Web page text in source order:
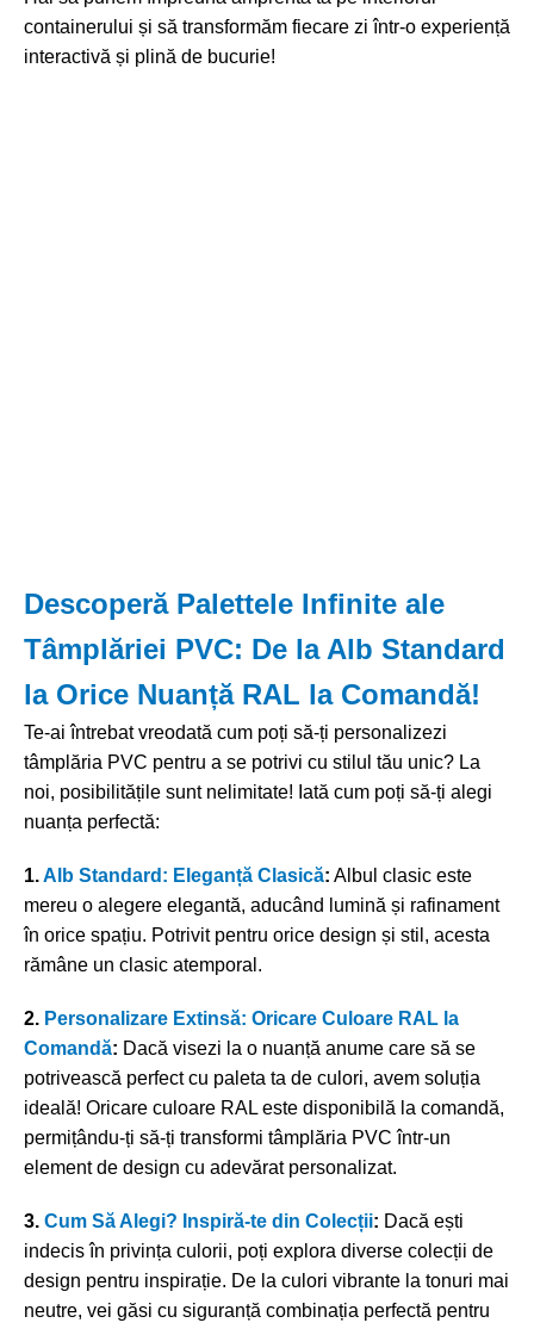
containerului și să transformăm fiecare zi într-o experiență
interactivă și plină de bucurie!
Descoperă Palettele Infinite ale
Tâmplăriei PVC: De la Alb Standard
la Orice Nuanță RAL la Comandă!
Te-ai întrebat vreodată cum poți să-ți personalizezi
tâmplăria PVC pentru a se potrivi cu stilul tău unic? La
noi, posibilitățile sunt nelimitate! Iată cum poți să-ți alegi
nuanța perfectă:
1.Alb Standard: Eleganță Clasică: Albul clasic este
mereu o alegere elegantă, aducând lumină și rafinament
în orice spațiu. Potrivit pentru orice design și stil, acesta
rămâne un clasic atemporal.
2. Personalizare Extinsă: Oricare Culoare RAL la
Comandă: Dacă visezi la o nuanță anume care să se
potrivească perfect cu paleta ta de culori, avem soluția
ideală! Oricare culoare RAL este disponibilă la comandă,
permițându-ți să-ți transformi tâmplăria PVC într-un
element de design cu adevărat personalizat.
3. Cum Să Alegi? Inspiră-te din Colecții: Dacă ești
indecis în privința culorii, poți explora diverse colecții de
design pentru inspirație. De la culori vibrante la tonuri mai
neutre, vei găsi cu siguranță combinația perfectă pentru